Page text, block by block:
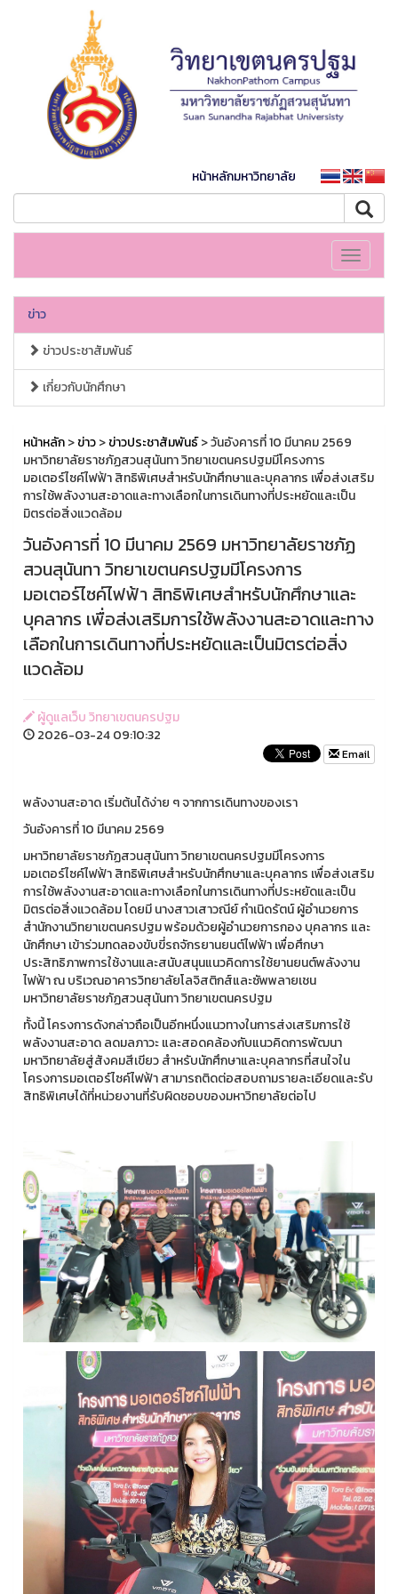
หน้าหลักมหาวิทยาลัย
Toggle
ข่าว
ข่าวประชาสัมพันธ์
เกี่ยวกับนักศึกษา
หน้าหลัก>ข่าว>ข่าวประชาสัมพันธ์> วันอังคารที่ 10 มีนาคม 2569
มหาวิทยาลัยราชภัฏสวนสุนันทา วิทยาเขตนครปฐมมีโครงการ
มอเตอร์ไซค์ไฟฟ้า สิทธิพิเศษสำหรับนักศึกษาและบุคลากร เพื่อส่งเสริม
การใช้พลังงานสะอาดและทางเลือกในการเดินทางที่ประหยัดและเป็น
มิตรต่อสิ่งแวดล้อม
วันอังคารที่ 10 มีนาคม 2569 มหาวิทยาลัยราชภัฏ
สวนสุนันทา วิทยาเขตนครปฐมมีโครงการ
มอเตอร์ไซค์ไฟฟ้า สิทธิพิเศษสำหรับนักศึกษาและ
บุคลากร เพื่อส่งเสริมการใช้พลังงานสะอาดและทาง
เลือกในการเดินทางที่ประหยัดและเป็นมิตรต่อสิ่ง
แวดล้อม
ผู้ดูแลเว็บ วิทยาเขตนครปฐม
2026-03-24 09:10:32
Email
พลังงานสะอาด เริ่มต้นได้ง่าย ๆ จากการเดินทางของเรา
วันอังคารที่ 10 มีนาคม 2569
มหาวิทยาลัยราชภัฏสวนสุนันทา วิทยาเขตนครปฐมมีโครงการ
มอเตอร์ไซค์ไฟฟ้า สิทธิพิเศษสำหรับนักศึกษาและบุคลากร เพื่อส่งเสริม
การใช้พลังงานสะอาดและทางเลือกในการเดินทางที่ประหยัดและเป็น
มิตรต่อสิ่งแวดล้อม โดยมี นางสาวเสาวณีย์ กำเนิดรัตน์ ผู้อำนวยการ
สำนักงานวิทยาเขตนครปฐม พร้อมด้วยผู้อำนวยการกอง บุคลากร และ
นักศึกษา เข้าร่วมทดลองขับขี่รถจักรยานยนต์ไฟฟ้า เพื่อศึกษา
ประสิทธิภาพการใช้งานและสนับสนุนแนวคิดการใช้ยานยนต์พลังงาน
ไฟฟ้า ณ บริเวณอาคารวิทยาลัยโลจิสติกส์และซัพพลายเชน
มหาวิทยาลัยราชภัฏสวนสุนันทา วิทยาเขตนครปฐม
ทั้งนี้ โครงการดังกล่าวถือเป็นอีกหนึ่งแนวทางในการส่งเสริมการใช้
พลังงานสะอาด ลดมลภาวะ และสอดคล้องกับแนวคิดการพัฒนา
มหาวิทยาลัยสู่สังคมสีเขียว สำหรับนักศึกษาและบุคลากรที่สนใจใน
โครงการมอเตอร์ไซค์ไฟฟ้า สามารถติดต่อสอบถามรายละเอียดและรับ
สิทธิพิเศษได้ที่หน่วยงานที่รับผิดชอบของมหาวิทยาลัยต่อไป